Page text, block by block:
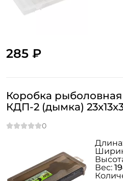
285 ₽
Коробка
КДП-2 (дымка)
Вес: